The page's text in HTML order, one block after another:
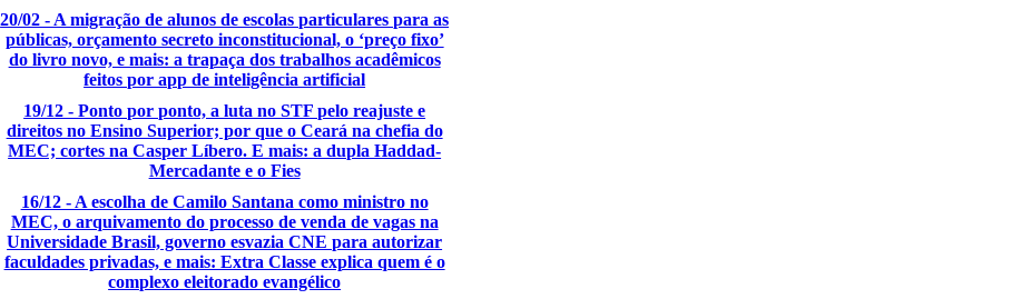
20/02 - A migração de alunos de escolas particulares para as
públicas, orçamento secreto inconstitucional, o ‘preço fixo’
do livro novo, e mais: a trapaça dos trabalhos acadêmicos
feitos por app de inteligência artificial
19/12 - Ponto por ponto, a luta no STF pelo reajuste e
direitos no Ensino Superior; por que o Ceará na chefia do
MEC; cortes na Casper Líbero. E mais: a dupla Haddad-
Mercadante e o Fies
16/12 - A escolha de Camilo Santana como ministro no
MEC, o arquivamento do processo de venda de vagas na
Universidade Brasil, governo esvazia CNE para autorizar
faculdades privadas, e mais: Extra Classe explica quem é o
complexo eleitorado evangélico